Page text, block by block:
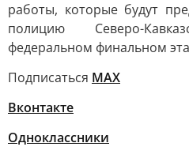
работы, которые будут
полицию Северо-
федеральном финальном
Подписаться МАХ
Вконтакте
Одноклассники